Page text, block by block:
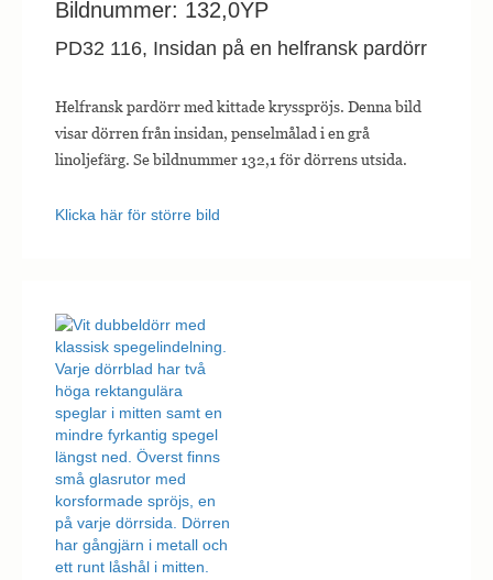
Bildnummer: 132,0YP
PD32 116, Insidan på en helfransk pardörr
Helfransk pardörr med kittade krysspröjs. Denna bild
visar dörren från insidan, penselmålad i en grå
linoljefärg. Se bildnummer 132,1 för dörrens utsida.
Klicka här för större bild